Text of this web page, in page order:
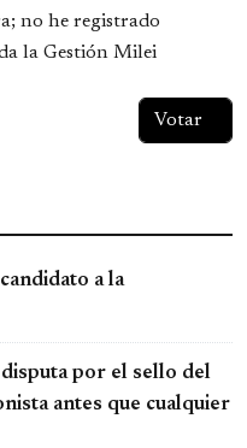
no he registrado
la Gestión Milei
a la
por el sello del
antes que cualquier